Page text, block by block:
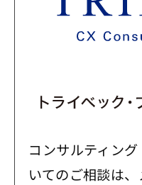
コンサルティン
いてのご相談は